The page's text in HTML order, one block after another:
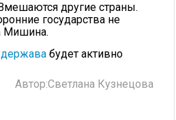
другие страны.
государства не
Мишина.
держава будет активно
Автор:Светлана Кузнецова